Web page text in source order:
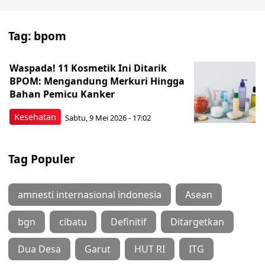
Tag: bpom
Kesehatan
Waspada! 11 Kosmetik Ini Ditarik
BPOM: Mengandung Merkuri Hingga
Bahan Pemicu Kanker
Sabtu, 9 Mei 2026 - 17:02
Tag Populer
amnesti internasional indonesia Asean
bgn cibatu Definitif Ditargetkan
Dua Desa Garut HUT RI ITG